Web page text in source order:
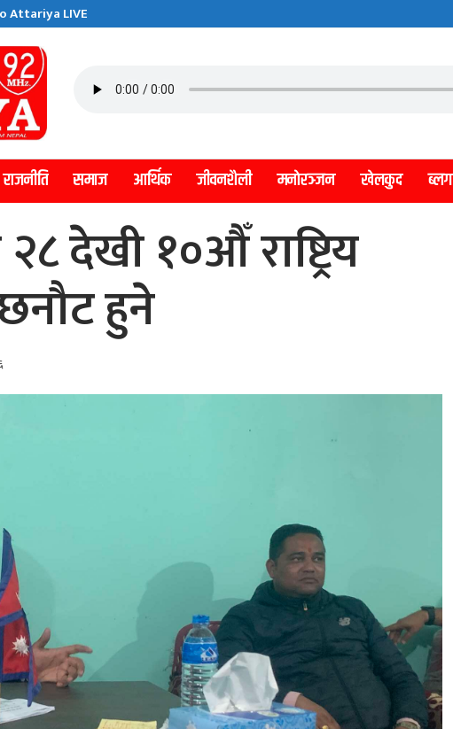
Attariya LIVE
राजनीति समाज आर्थिक जीवनशैली मनाेरञ्जन खेलकुद ब्लग
देखी १०औँ राष्ट्रिय
हुने